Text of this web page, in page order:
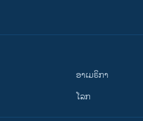
ອາເມຣິກາ
ໂລກ